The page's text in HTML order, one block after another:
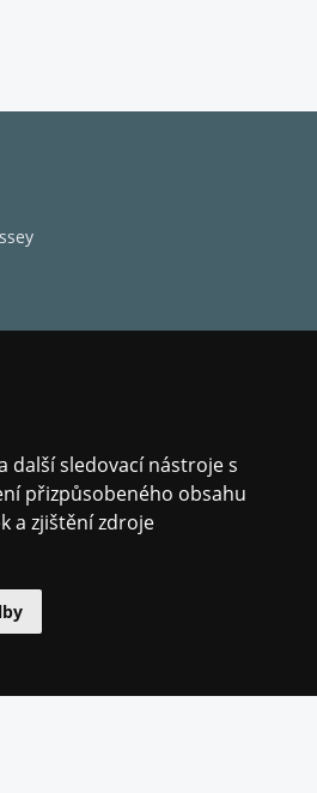
další sledovací nástroje s
přizpůsobeného obsahu
a zjištění zdroje